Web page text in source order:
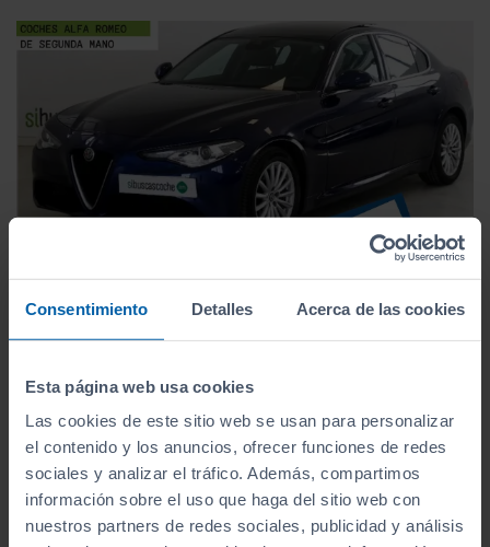
Consentimiento Detalles Acerca de las cookies
Esta página web usa cookies
Las cookies de este sitio web se usan para personalizar
el contenido y los anuncios, ofrecer funciones de redes
sociales y analizar el tráfico. Además, compartimos
información sobre el uso que haga del sitio web con
nuestros partners de redes sociales, publicidad y análisis
Selección de vehículosAlfa Romeo
Algunos de los coches Alfa Romeo baratos de
segunda mano que actualmente podemos encontrar
en el mercado de ocasión son los siguientes:
Alfa Romeo Stelvio